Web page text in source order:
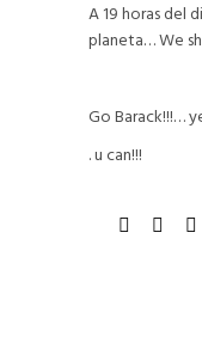
A 19 horas del
planeta… We
Go Barack!!!…
. u can!!!